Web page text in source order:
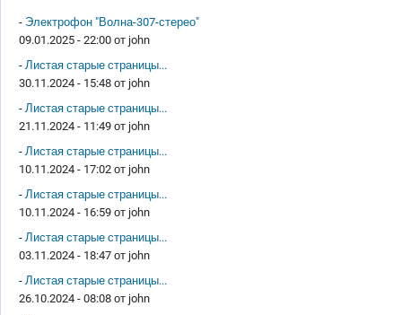
- Электрофон "Волна-307-стерео"
09.01.2025 - 22:00 от john
- Листая старые страницы...
30.11.2024 - 15:48 от john
- Листая старые страницы...
21.11.2024 - 11:49 от john
- Листая старые страницы...
10.11.2024 - 17:02 от john
- Листая старые страницы...
10.11.2024 - 16:59 от john
- Листая старые страницы...
03.11.2024 - 18:47 от john
- Листая старые страницы...
26.10.2024 - 08:08 от john